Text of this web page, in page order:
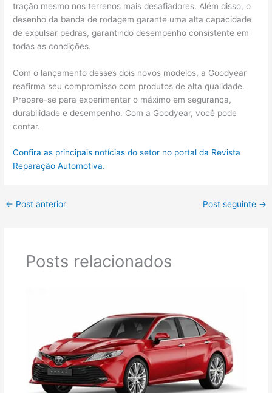
tração mesmo nos terrenos mais desafiadores. Além disso, o
desenho da banda de rodagem garante uma alta capacidade
de expulsar pedras, garantindo desempenho consistente em
todas as condições.
Com o lançamento desses dois novos modelos, a Goodyear
reafirma seu compromisso com produtos de alta qualidade.
Prepare-se para experimentar o máximo em segurança,
durabilidade e desempenho. Com a Goodyear, você pode
contar.
Confira as principais notícias do setor no portal da Revista
Reparação Automotiva.
← Post anterior Post seguinte →
Posts relacionados